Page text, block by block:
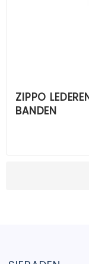
ZIPPO
BANDEN